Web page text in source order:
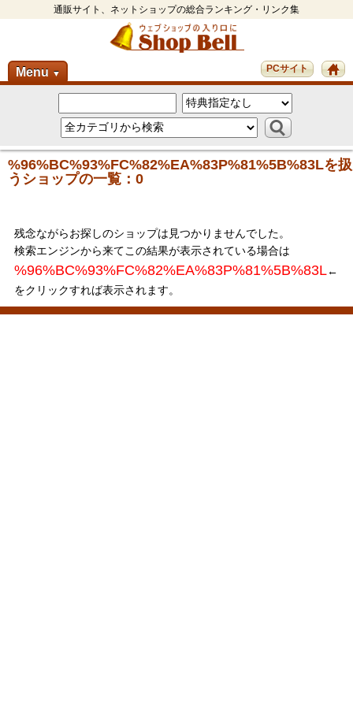
通販サイト、ネットショップの総合ランキング・リンク集
Menu ▼ PCサイト
%96%BC%93%FC%82%EA%83P%81%5B%83Lを扱
うショップの一覧：0
残念ながらお探しのショップは見つかりませんでした。
検索エンジンから来てこの結果が表示されている場合は
%96%BC%93%FC%82%EA%83P%81%5B%83L←
をクリックすれば表示されます。